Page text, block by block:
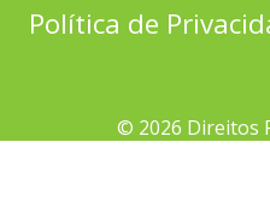
Política de
© 2026 Direitos